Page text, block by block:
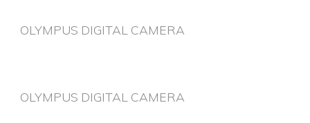
OLYMPUS DIGITAL CAMERA
OLYMPUS DIGITAL CAMERA